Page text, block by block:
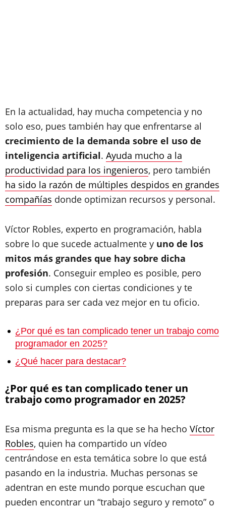
En la actualidad, hay mucha competencia y no
solo eso, pues también hay que enfrentarse al
crecimiento de la demanda sobre el uso de
inteligencia artificial. Ayuda mucho a la
productividad para los ingenieros, pero también
ha sido la razón de múltiples despidos en grandes
compañías donde optimizan recursos y personal.
Víctor Robles, experto en programación, habla
sobre lo que sucede actualmente y uno de los
mitos más grandes que hay sobre dicha
profesión. Conseguir empleo es posible, pero
solo si cumples con ciertas condiciones y te
preparas para ser cada vez mejor en tu oficio.
¿Por qué es tan complicado tener un trabajo como
programador en 2025?
¿Qué hacer para destacar?
¿Por qué es tan complicado tener un
trabajo como programador en 2025?
Esa misma pregunta es la que se ha hecho Víctor
Robles, quien ha compartido un vídeo
centrándose en esta temática sobre lo que está
pasando en la industria. Muchas personas se
adentran en este mundo porque escuchan que
pueden encontrar un “trabajo seguro y remoto” o